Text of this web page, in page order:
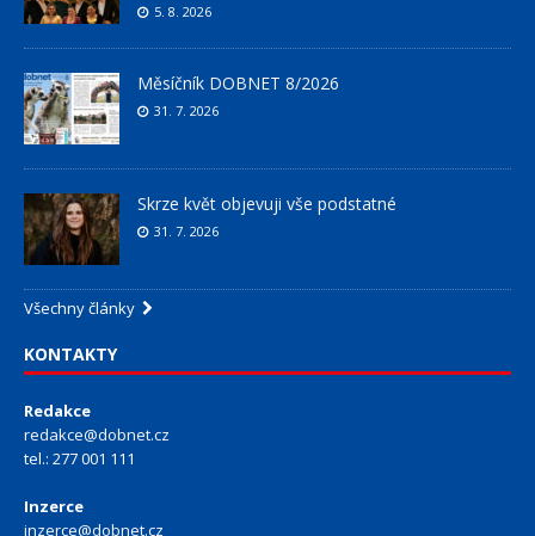
5. 8. 2026
Měsíčník DOBNET 8/2026
31. 7. 2026
Skrze květ objevuji vše podstatné
31. 7. 2026
Všechny články
KONTAKTY
Redakce
redakce@dobnet.cz
tel.: 277 001 111
Inzerce
inzerce@dobnet.cz